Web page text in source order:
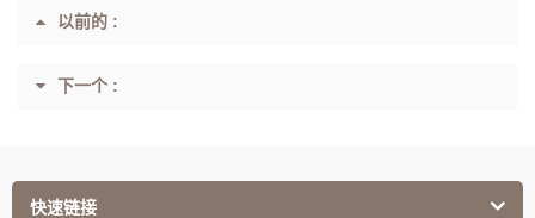
以前的 :
下一个 :
快速链接